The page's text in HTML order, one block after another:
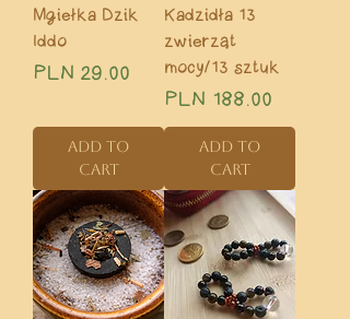
Mgiełka Dzik
Iddo
Price
PLN 29.00
Add to
Cart
Kadzidła 13
zwierząt
mocy/13 sztuk
Price
PLN 188.00
Add to
Cart